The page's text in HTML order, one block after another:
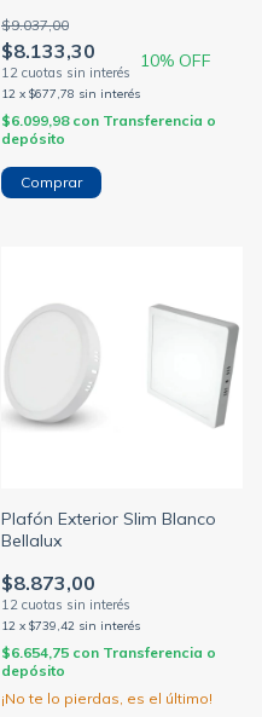
(MACROLE)
$8.133,30
$9.037,00
10% OFF
12 x $677,78 sin interés
$6.099,98 con Transferencia o
depósito
Comprar
Plafón Exterior Slim Blanco
Bellalux
$8.873,00
12 x $739,42 sin interés
$6.654,75 con Transferencia o
depósito
¡No te lo pierdas, es el último!